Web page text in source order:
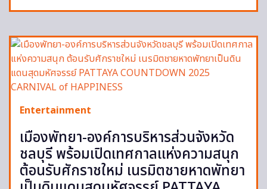
Entertainment
เมืองพัทยา-องค์การบริหารส่วนจังหวัด
ชลบุรี พร้อมเปิดเทศกาลแห่งความสนุก
ต้อนรับศักราชใหม่ เนรมิตชายหาดพัทยา